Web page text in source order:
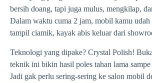
bersih doang, tapi juga mulus, mengkilap,
Dalam waktu cuma 2 jam, mobil kamu udah
tampil ciamik, kayak abis keluar dari
Teknologi yang dipake? Crystal Polish!
teknik ini bikin hasil poles tahan lama
Jadi gak perlu sering-sering ke salon mobil